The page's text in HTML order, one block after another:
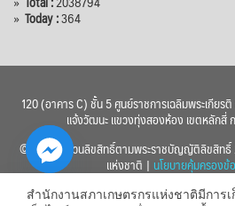
» Today :364
120 (อาคาร C) ชั้น 5 ศูนย์ราชการเฉลิมพระเกีย
แจ้งวัฒนะ แขวงทุ่งสองห้อง เขตหลักสี่
© 2560 สงวนลิขสิทธิ์ตามพระราชบัญญัติลิขสิทธิ์
แห่งชาติ | นโยบายคุ้มครอง
สำนักงานสภาเกษตรกรแห่งชาติมีการ